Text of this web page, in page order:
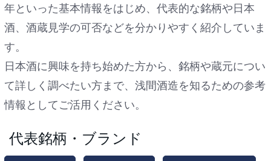
年といった基本情報をはじめ、代表的な銘柄や日本
酒、酒蔵見学の可否などを分かりやすく紹介していま
す。
日本酒に興味を持ち始めた方から、銘柄や蔵元につい
て詳しく調べたい方まで、浅間酒造を知るための参考
情報としてご活用ください。
代表銘柄・ブランド